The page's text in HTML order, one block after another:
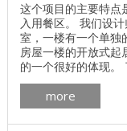
这个项目的主要特点
入用餐区。 我们设
室，一楼有一个单独
房屋一楼的开放式起
的一个很好的体现。
筑工程在建房和修理
最佳住宅项目 木材
拿大房屋的平面图威
more